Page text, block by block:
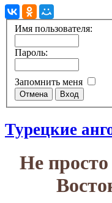
Имя пользователя:
Пароль:
Запомнить меня
Турецкие
Не